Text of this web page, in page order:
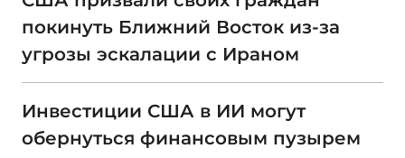
покинуть Ближний Восток из-за
угрозы эскалации с Ираном
Инвестиции США в ИИ могут
обернуться финансовым пузырем